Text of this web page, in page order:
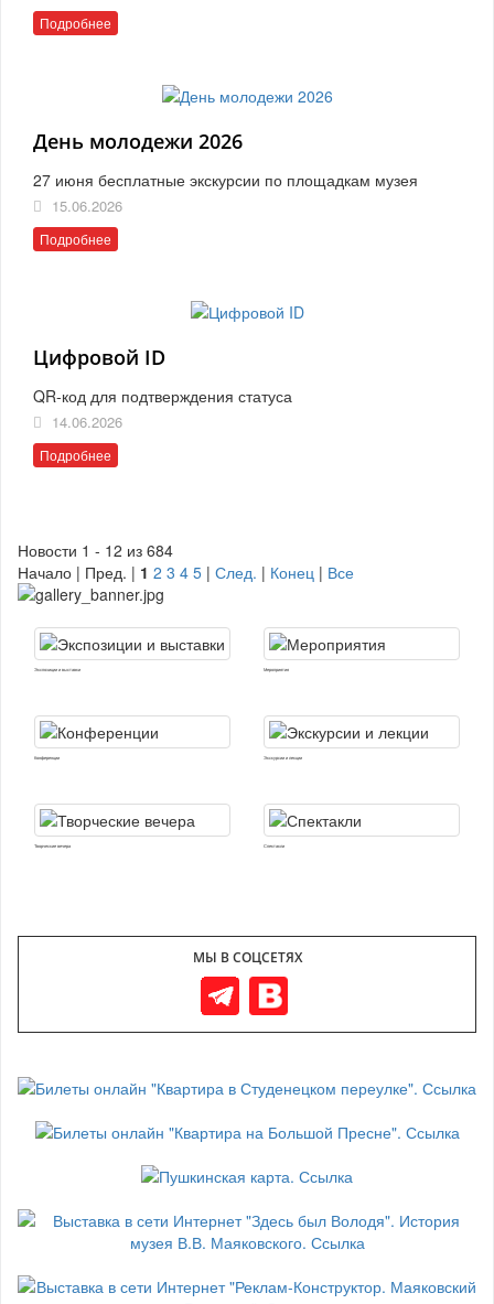
Подробнее
День молодежи 2026
27 июня бесплатные экскурсии по площадкам музея
15.06.2026
Подробнее
Цифровой ID
QR-код для подтверждения статуса
14.06.2026
Подробнее
Новости 1 - 12 из 684
Начало | Пред. | 1 2 3 4 5 | След. | Конец | Все
Экспозиции и выставки Мероприятия
Конференции Экскурсии и лекции
Творческие вечера Спектакли
МЫ В СОЦСЕТЯХ